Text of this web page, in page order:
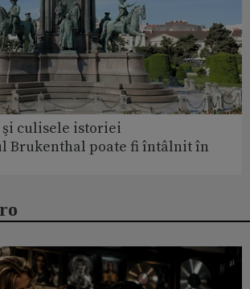
culisele istoriei
Brukenthal poate fi întâlnit în